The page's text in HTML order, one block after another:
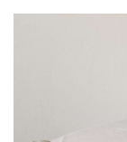
Hobiams
€10-€20